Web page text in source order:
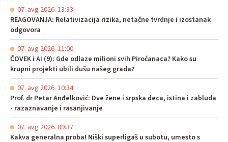
07. avg 2026. 13:33
REAGOVANJA: Relativizacija rizika, netačne tvrdnje i izostanak
odgovora
07. avg 2026. 11:00
ČOVEK i AI (9): Gde odlaze milioni svih Piroćanaca? Kako su
krupni projekti ubili dušu našeg grada?
07. avg 2026. 10:34
Prof. dr Petar Anđelković: Dve žene i srpska deca, istina i zabluda
- razaznavanje i rasanjivanje
07. avg 2026. 09:37
Kakva generalna proba! Niški superligaš u subotu, umesto s